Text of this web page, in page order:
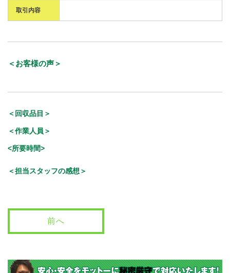
取引内容
＜お客様の声＞
＜回収品目＞
＜作業人員＞
<所要時間>
＜担当スタッフの感想＞
前へ